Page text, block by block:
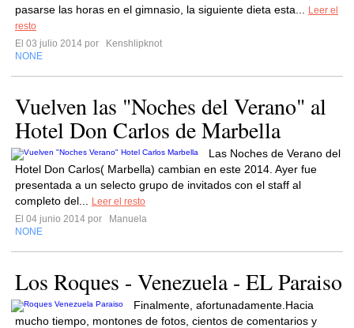
pasarse las horas en el gimnasio, la siguiente dieta esta...
Leer el
resto
El 03 julio 2014 por
Kenshlipknot
NONE
Vuelven las "Noches del Verano" al
Hotel Don Carlos de Marbella
Las Noches de Verano del
Hotel Don Carlos( Marbella) cambian en este 2014. Ayer fue
presentada a un selecto grupo de invitados con el staff al
completo del...
Leer el resto
El 04 junio 2014 por
Manuela
NONE
Los Roques - Venezuela - EL Paraiso
Finalmente, afortunadamente.Hacia
mucho tiempo, montones de fotos, cientos de comentarios y